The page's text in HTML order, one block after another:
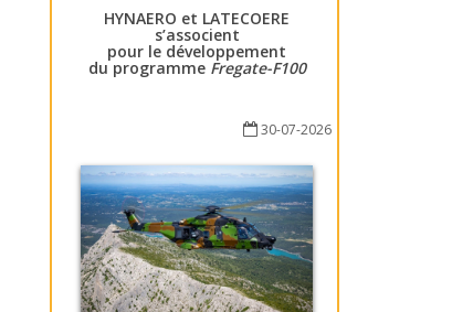
HYNAERO et LATECOERE
s’associent
pour le développement
du programme Fregate-F100
30-07-2026